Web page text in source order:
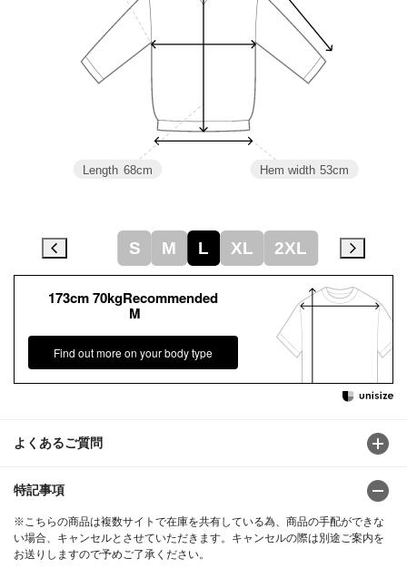
よくあるご質問
特記事項
※こちらの商品は複数サイトで在庫を共有している為、商品の手配ができな
い場合、キャンセルとさせていただきます。キャンセルの際は別途ご案内を
お送りしますので予めご了承ください。
173cm 70kgRecommended
M
Find out more on your body type
Hem width 53cm
Length 68cm
S M L XL 2XL